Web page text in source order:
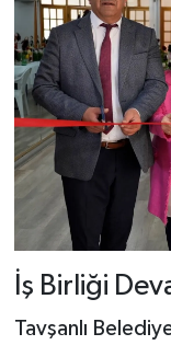
İş Birliği
Tavşanlı